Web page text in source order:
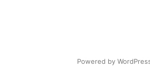
Powered by